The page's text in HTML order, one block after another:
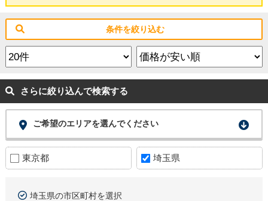
条件を絞り込む
さらに絞り込んで検索する
ご希望のエリアを選んでください
東京都 埼玉県
埼玉県の市区町村を選択